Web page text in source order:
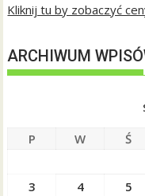
Kliknij tu by zobaczyć
ARCHIWUM
P W Ś
3
4 5